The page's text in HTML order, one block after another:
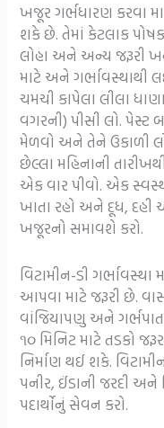
ખજૂર ગર્ભધારણ કરવા
શકે છે. તેમાં કેટલાક
લોહા અને અન્ય જરૂરી
માટે અને ગર્ભાવસ્થાથી
ચમચી કાપેલા લીલા
વગરની) પીસી લો. પેસ્ટ
મેળવો અને તેને ઉકાળી
છેલ્લા મહિનાની
એક વાર પીવો. એક
ખાતા રહો અને દૂધ, દહી
ખજૂરનો સમાવશે કરો.
વિટામીન-ડી
આપવા માટે જરૂરી છે.
વાંજિયાપણુ અને
૧૦ મિનિટ માટે તડકો
નિર્માણ થઈ શકે.
પનીર, ઈંડાની જરદી
પદાર્થોનું સેવન કરો.